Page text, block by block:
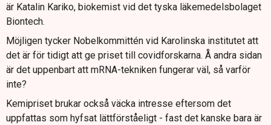
är Katalin Kariko, biokemist vid det tyska läkemedelsbolaget
Biontech.
Möjligen tycker Nobelkommittén vid Karolinska institutet att
det är för tidigt att ge priset till covidforskarna. Å andra sidan
är det uppenbart att mRNA-tekniken fungerar väl, så varför
inte?
Kemipriset brukar också väcka intresse eftersom det
uppfattas som hyfsat lättförståeligt - fast det kanske bara är